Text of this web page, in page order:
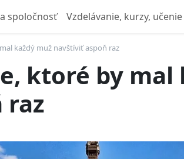
spoločnosť Vzdelávanie, kurzy, učenie
každý muž navštíviť aspoň raz
ktoré by mal
raz